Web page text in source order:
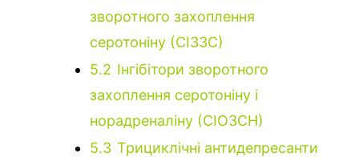
зворотного захоплення
серотоніну (СІЗЗС)
5.2 Інгібітори зворотного
захоплення серотоніну і
норадреналіну (СІОЗСН)
5.3 Трициклічні антидепресанти